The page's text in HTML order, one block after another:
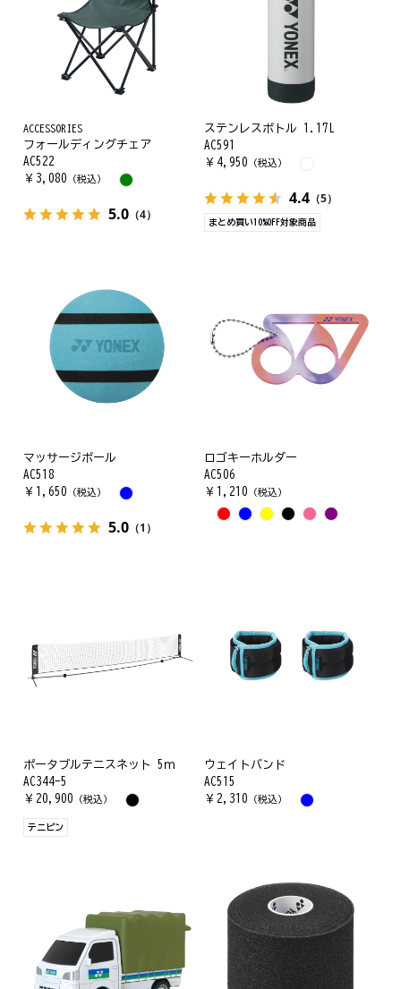
ACCESSORIES
フォールディングチェア
AC522
￥ 3,080 （税込）
5.0 （4）
ステンレスボトル 1.17L
AC591
￥ 4,950 （税込）
4.4（5）
まとめ買い10%OFF対象商品
マッサージボール
AC518
￥ 1,650 （税込）
5.0 （1）
ロゴキーホルダー
AC506
￥ 1,210 （税込）
ポータブルテニスネット 5ｍ
AC344-5
￥ 20,900 （税込）
テニピン
ウェイトバンド
AC515
￥ 2,310 （税込）